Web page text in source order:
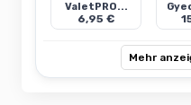
ValetPRO...
6,95 €
Mehr